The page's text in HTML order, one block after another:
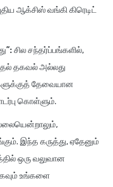
ஆக்சிஸ் வங்கி கிரெடிட்
சில சந்தர்ப்பங்களில்,
தகவல் அல்லது
தேவையான
கொள்ளும்.
இந்த கருத்து, ஏதேனும்
ஒரு வலுவான
உங்களை